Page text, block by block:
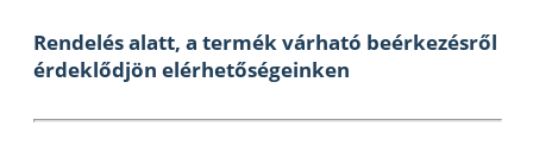
Rendelés alatt, a termék várható beérkezésről
érdeklődjön elérhetőségeinken